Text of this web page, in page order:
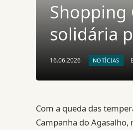
Shopping
solidária
16.06.2026 NOTÍCIAS
Com a queda das
Campanha do